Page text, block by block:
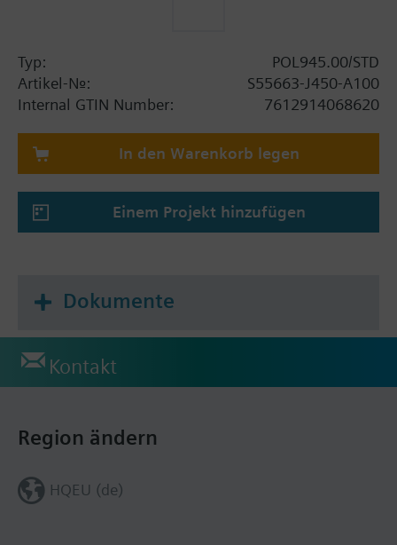
Unterstützung von Bedienung und Diagnose stehen
LEDs zur Verfügung.
Typ:
POL945.00/STD
Artikel-Nr.:
S55663-J450-A100
Internal GTIN Number:
7612914068620
In den Warenkorb legen
Einem Projekt hinzufügen
Dokumente
Kontakt
Region ändern
HQEU (de)